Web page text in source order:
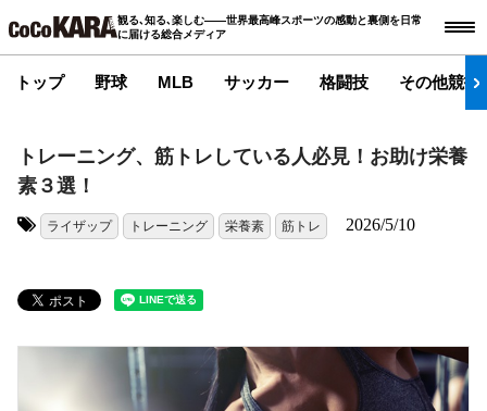
観る､知る､楽しむ――世界最高峰スポーツの感動と裏側を日常
に届ける総合メディア
トップ 野球 MLB サッカー 格闘技 その他競技
トレーニング、筋トレしている人必見！お助け栄養
素３選！
ライザップ トレーニング 栄養素 筋トレ 2026/5/10